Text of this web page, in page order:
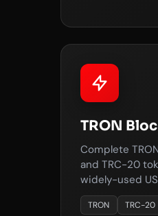
TRON
Complete
and TRC-20
widely-used
TRON TRC-20